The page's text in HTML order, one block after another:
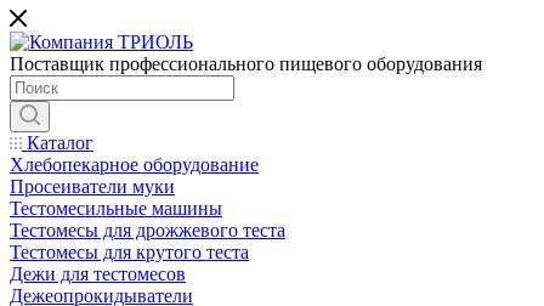
Поставщик профессионального пищевого оборудования
Каталог
Хлебопекарное оборудование
Просеиватели муки
Тестомесильные машины
Тестомесы для дрожжевого теста
Тестомесы для крутого теста
Дежи для тестомесов
Дежеопрокидыватели